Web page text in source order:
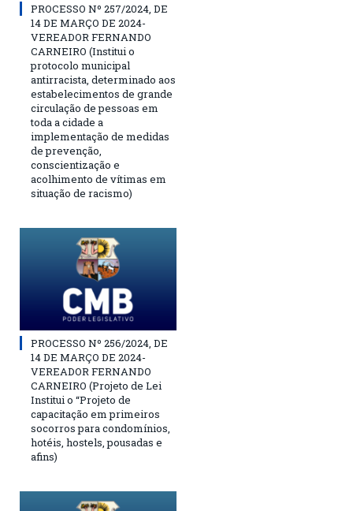
PROCESSO Nº 257/2024, DE
14 DE MARÇO DE 2024-
VEREADOR FERNANDO
CARNEIRO (Institui o
protocolo municipal
antirracista, determinado aos
estabelecimentos de grande
circulação de pessoas em
toda a cidade a
implementação de medidas
de prevenção,
conscientização e
acolhimento de vítimas em
situação de racismo)
PROCESSO Nº 256/2024, DE
14 DE MARÇO DE 2024-
VEREADOR FERNANDO
CARNEIRO (Projeto de Lei
Institui o “Projeto de
capacitação em primeiros
socorros para condomínios,
hotéis, hostels, pousadas e
afins)